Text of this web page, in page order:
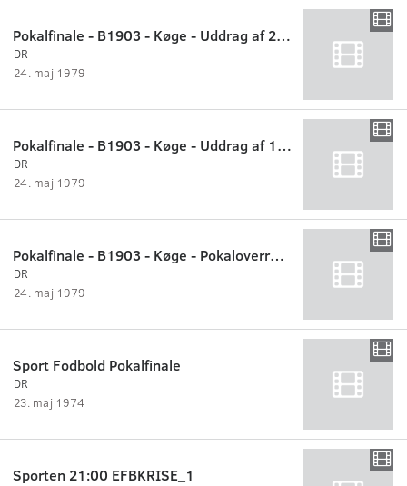
Pokalfinale - B1903 - Køge - Uddrag af 2. halvleg
DR
24. maj 1979
Pokalfinale - B1903 - Køge - Uddrag af 1. halvleg
DR
24. maj 1979
Pokalfinale - B1903 - Køge - Pokaloverrækkelse
DR
24. maj 1979
Sport Fodbold Pokalfinale
DR
23. maj 1974
Sporten 21:00 EFBKRISE_1